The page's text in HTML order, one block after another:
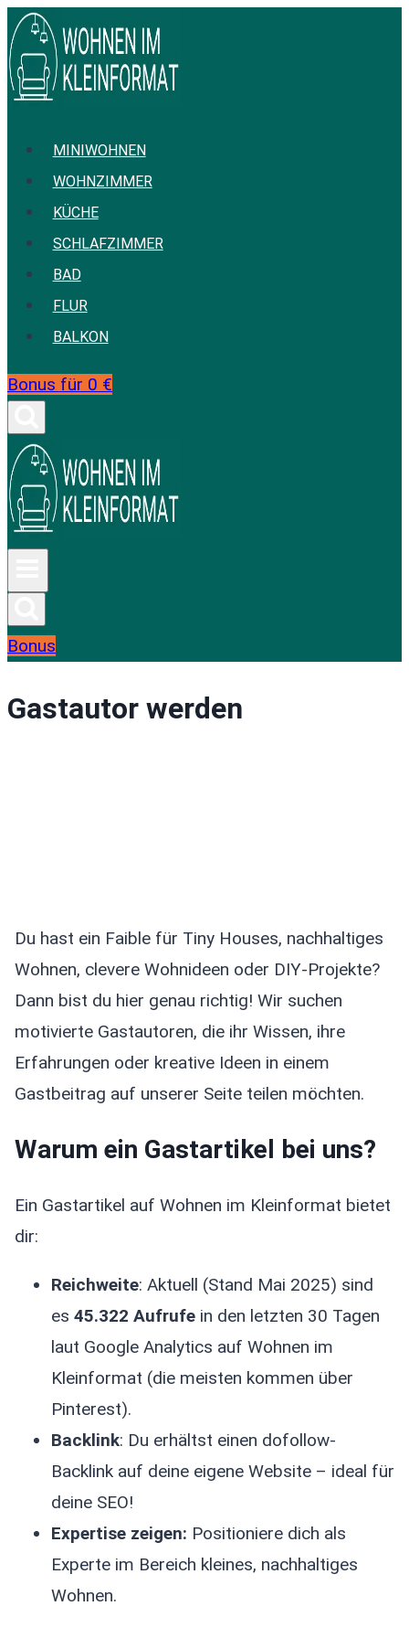
Zum
Inhalt
springen
MINIWOHNEN
WOHNZIMMER
KÜCHE
SCHLAFZIMMER
BAD
FLUR
BALKON
Bonus für 0 €
Bonus
Gastautor werden
Du hast ein Faible für Tiny Houses, nachhaltiges
Wohnen, clevere Wohnideen oder DIY-Projekte?
Dann bist du hier genau richtig! Wir suchen
motivierte Gastautoren, die ihr Wissen, ihre
Erfahrungen oder kreative Ideen in einem
Gastbeitrag auf unserer Seite teilen möchten.
Warum ein Gastartikel bei uns?
Ein Gastartikel auf Wohnen im Kleinformat bietet
dir:
Reichweite: Aktuell (Stand Mai 2025) sind
es 45.322 Aufrufe in den letzten 30 Tagen
laut Google Analytics auf Wohnen im
Kleinformat (die meisten kommen über
Pinterest).
Backlink: Du erhältst einen dofollow-
Backlink auf deine eigene Website – ideal für
deine SEO!
Expertise zeigen: Positioniere dich als
Experte im Bereich kleines, nachhaltiges
Wohnen.